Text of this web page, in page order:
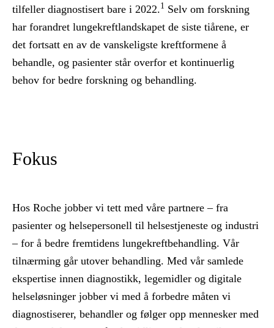
tilfeller diagnostisert bare i 2022.1 Selv om forskning
har forandret lungekreftlandskapet de siste tiårene, er
det fortsatt en av de vanskeligste kreftformene å
behandle, og pasienter står overfor et kontinuerlig
behov for bedre forskning og behandling.
Fokus
Hos Roche jobber vi tett med våre partnere – fra
pasienter og helsepersonell til helsestjeneste og industri
– for å bedre fremtidens lungekreftbehandling. Vår
tilnærming går utover behandling. Med vår samlede
ekspertise innen diagnostikk, legemidler og digitale
helseløsninger jobber vi med å forbedre måten vi
diagnostiserer, behandler og følger opp mennesker med